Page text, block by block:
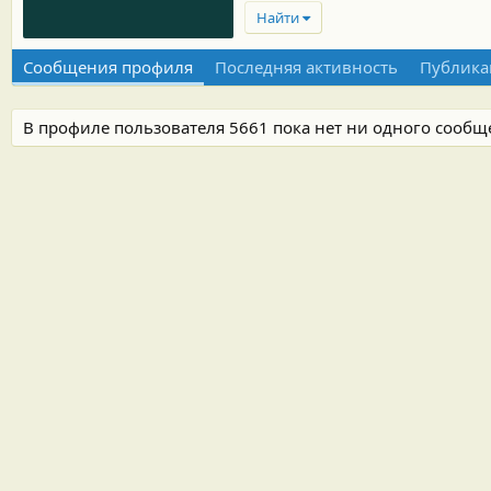
Найти
Сообщения профиля Последняя активность
В профиле пользователя 5661 пока нет ни одного